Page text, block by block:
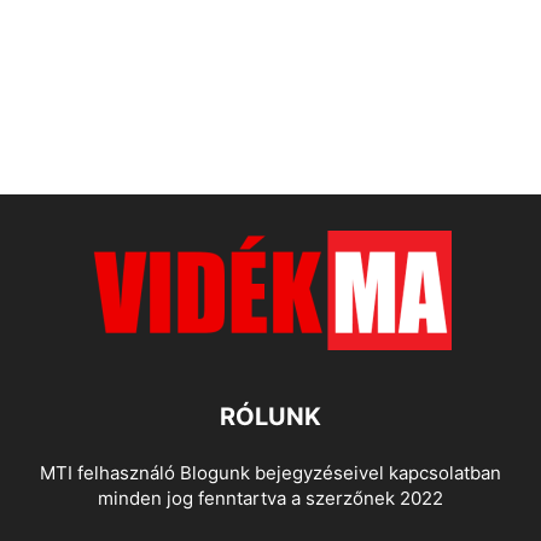
RÓLUNK
MTI felhasználó Blogunk bejegyzéseivel kapcsolatban
minden jog fenntartva a szerzőnek 2022